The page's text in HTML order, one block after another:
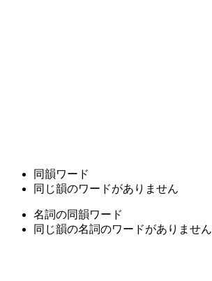
同韻ワード
同じ韻のワードがありません
名詞の同韻ワード
同じ韻の名詞のワードがありません